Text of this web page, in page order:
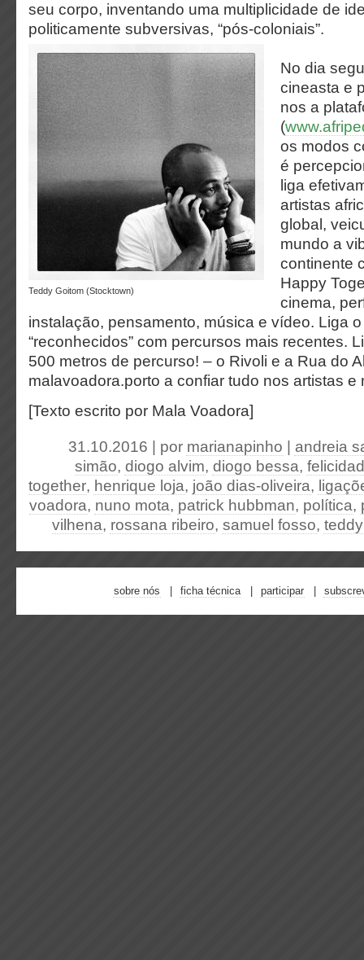
seu corpo, inventando uma multiplicidade de
politicamente subversivas, “pós-coloniais”.
Teddy Goitom (Stocktown)
No dia
cineasta e
nos a
(
os modos
é
liga
artistas
global,
mundo a
continente
Happy
cinema,
instalação, pensamento, música e vídeo. Liga
“reconhecidos” com percursos mais recentes.
500 metros de percurso! – o Rivoli e a Rua do
malavoadora.porto a confiar tudo nos artistas e
[Texto escrito por Mala Voadora]
31.10.2016 | por marianapinho
andreia
simão, diogo alvim, diogo bessa,
together, henrique loja, joão dias-oliveira,
voadora, nuno mota, patrick hubbman, política,
vilhena, rossana ribeiro, samuel fosso,
sobre nós ficha técnica participar